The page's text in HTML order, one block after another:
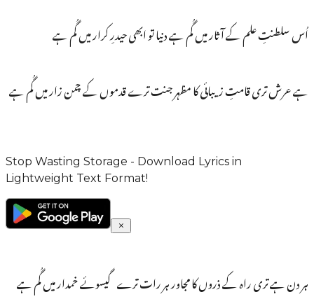
اُس سلطنتِ علم کے آثار میں گُم ہے دنیا تو ابھی حیدرِ کرار میں گُم ہے
ہے عرش تری قامتِ زیبائی کا مظہر جنت ترے قدموں کے چمن زار میں گُم ہے
Stop Wasting Storage - Download Lyrics in
Lightweight Text Format!
ہر دن ہے تری راہ کے ذروں کا مجاور ہر رات ترے گیسوئے خمدار میں گُم ہے